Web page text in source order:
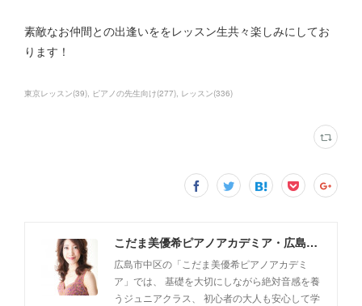
素敵なお仲間との出逢いををレッスン生共々楽しみにしてお
ります！
東京レッスン(39) ピアノの先生向け(277) レッスン(336)
こだま美優希ピアノアカデミア・広島市中区
広島市中区の「こだま美優希ピアノアカデミ
ア」では、 基礎を大切にしながら絶対音感を養
うジュニアクラス、 初心者の大人も安心して学